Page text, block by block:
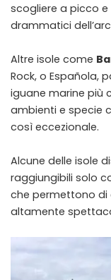
scogliere a picco
drammatici
Altre isole come
Rock, o Española,
iguane marine più
ambienti e specie
così eccezionale.
Alcune delle isole
raggiungibili solo
che permettono di
altamente